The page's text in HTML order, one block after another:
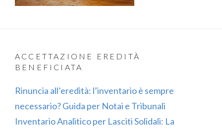
ACCETTAZIONE EREDITÀ
BENEFICIATA
Rinuncia all’eredità: l’inventario è sempre
necessario? Guida per Notai e Tribunali
Inventario Analitico per Lasciti Solidali: La